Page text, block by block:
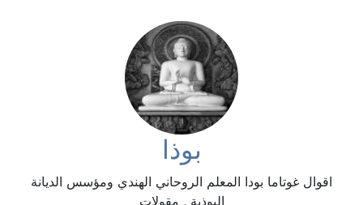
بوذا
اقوال غوتاما بودا المعلم الروحاني الهندي ومؤسس الديانة
البوذية , مقولات